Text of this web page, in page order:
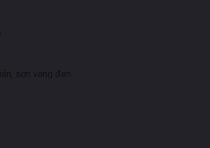
sơn vàng đen.